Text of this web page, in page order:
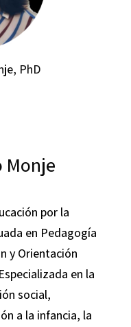
PhD
Monje
por la
en Pedagogía
y Orientación
en la
social,
a la infancia, la